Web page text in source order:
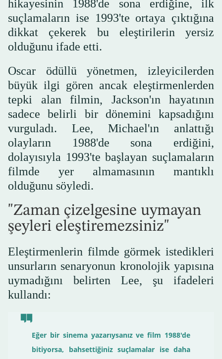
hikayesinin 1988'de sona erdiğine, ilk
suçlamaların ise 1993'te ortaya çıktığına
dikkat çekerek bu eleştirilerin yersiz
olduğunu ifade etti.
Oscar ödüllü yönetmen, izleyicilerden
büyük ilgi gören ancak eleştirmenlerden
tepki alan filmin, Jackson'ın hayatının
sadece belirli bir dönemini kapsadığını
vurguladı. Lee, Michael'ın anlattığı
olayların 1988'de sona erdiğini,
dolayısıyla 1993'te başlayan suçlamaların
filmde yer almamasının mantıklı
olduğunu söyledi.
"Zaman çizelgesine uymayan
şeyleri eleştiremezsiniz"
Eleştirmenlerin filmde görmek istedikleri
unsurların senaryonun kronolojik yapısına
uymadığını belirten Lee, şu ifadeleri
kullandı:
Eğer bir sinema yazarıysanız ve film 1988'de
bitiyorsa, bahsettiğiniz suçlamalar ise daha